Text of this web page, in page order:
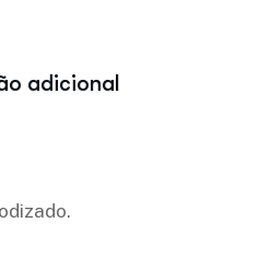
adicional